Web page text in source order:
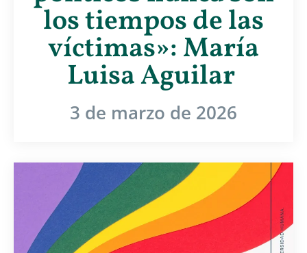
los tiempos de las
víctimas»: María
Luisa Aguilar
3 de marzo de 2026